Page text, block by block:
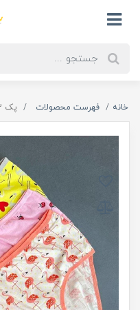
خانه فهرست محصولات پک 3 عددی شورت اسلیپ اینچی